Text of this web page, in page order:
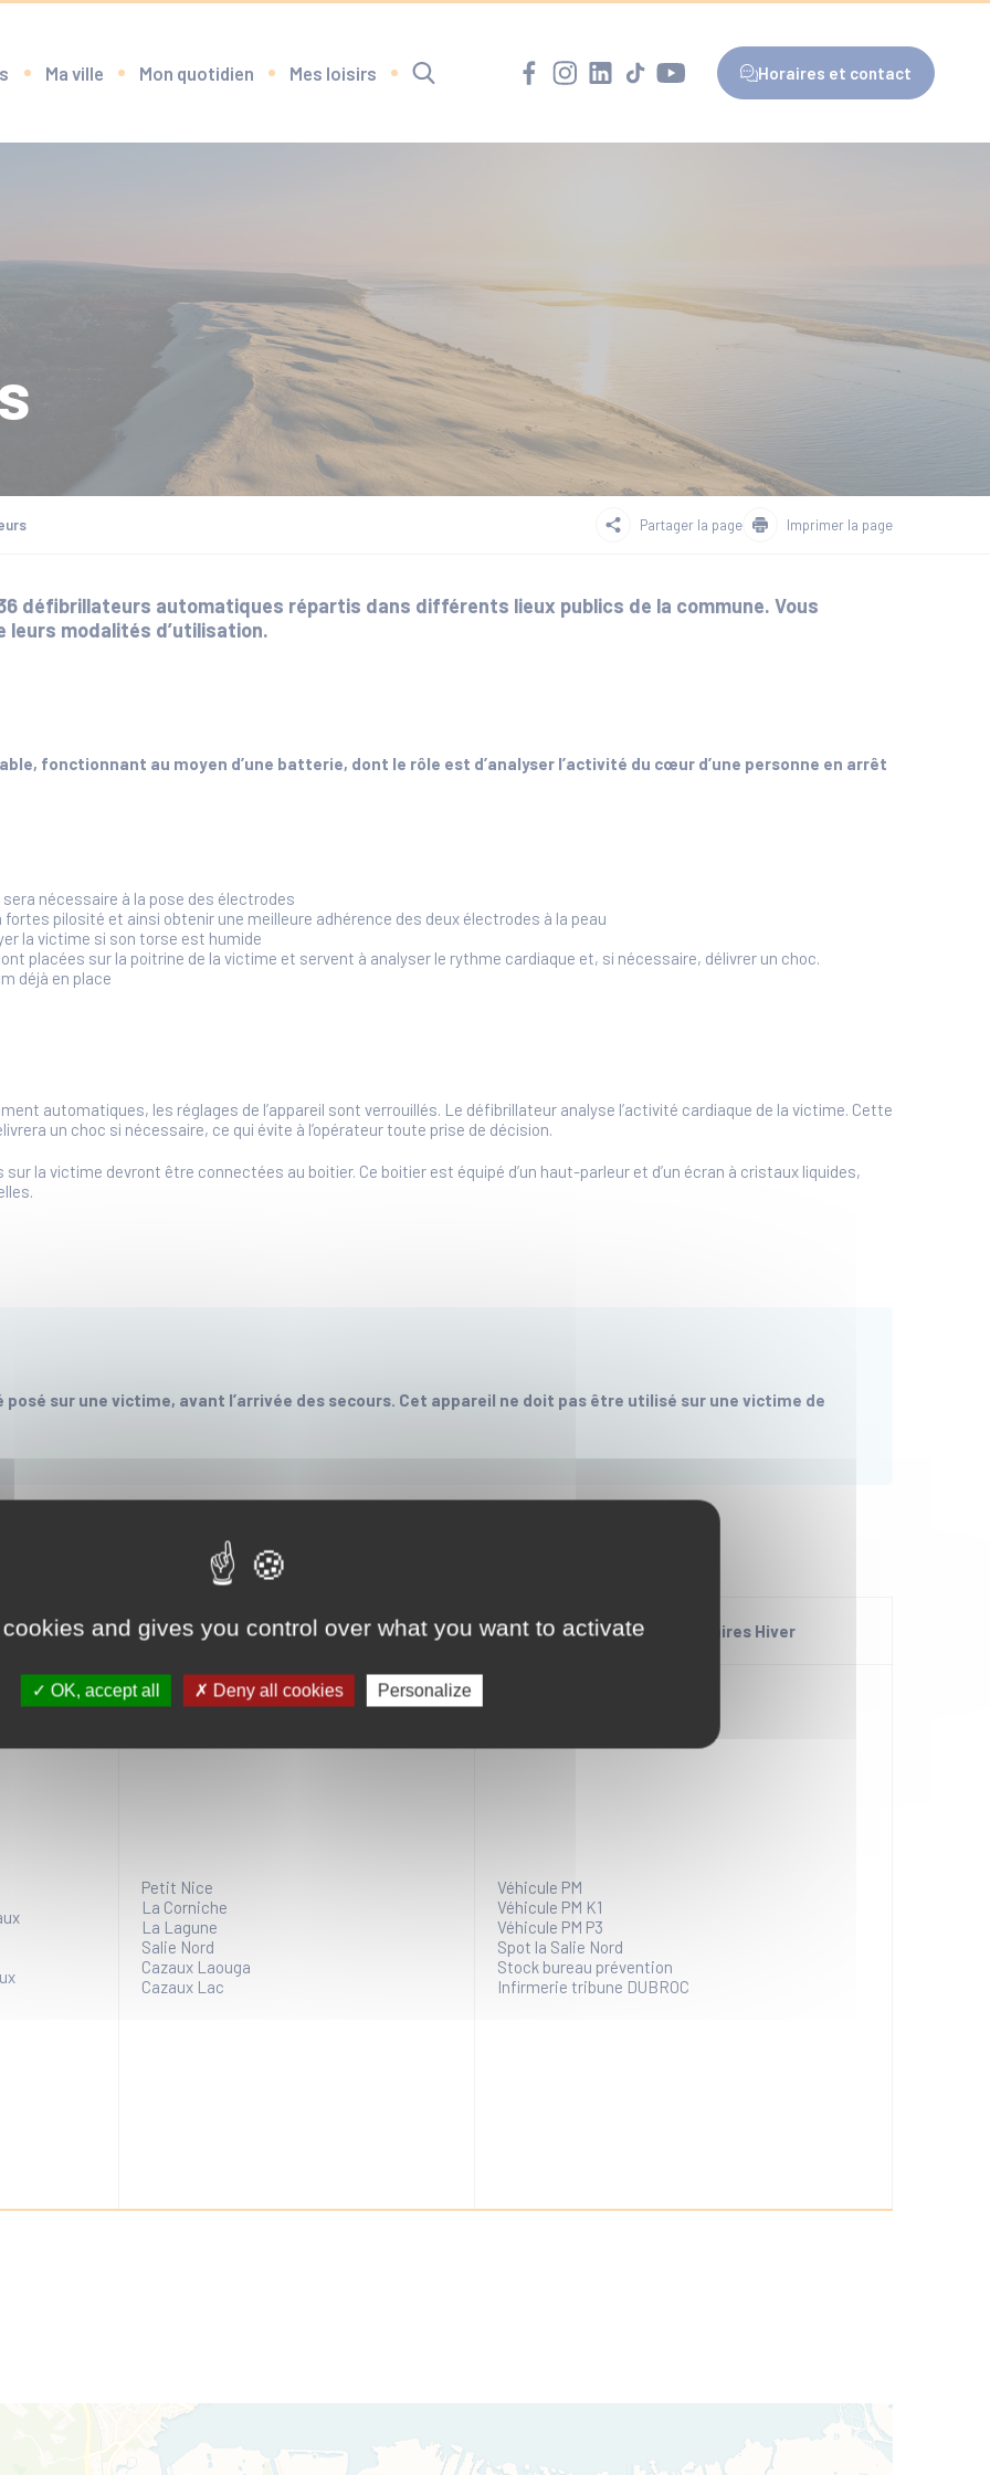
Ma ville Mon quotidien Mes loisirs Horaires et contact
RECHERCHE
Partager la page Imprimer la page
défibrillateurs automatiques répartis dans différents lieux publics de la commune. Vous
leurs modalités d’utilisation.
fonctionnant au moyen d’une batterie, dont le rôle est d’analyser l’activité du cœur d’une personne en arrêt
nécessaire à la pose des électrodes
pilosité et ainsi obtenir une meilleure adhérence des deux électrodes à la peau
la victime si son torse est humide
placées sur la poitrine de la victime et servent à analyser le rythme cardiaque et, si nécessaire, délivrer un choc.
déjà en place
automatiques, les réglages de l’appareil sont verrouillés. Le défibrillateur analyse l’activité cardiaque de la victime. Cette
un choc si nécessaire, ce qui évite à l’opérateur toute prise de décision.
la victime devront être connectées au boitier. Ce boitier est équipé d’un haut-parleur et d’un écran à cristaux liquides,
sur une victime, avant l’arrivée des secours. Cet appareil ne doit pas être utilisé sur une victime de
en
Défibrillateurs supplémentaires Été Défibrillateurs supplémentaires Hiver
Petit Nice
La Corniche
La Lagune
Salie Nord
Cazaux Laouga
Cazaux Lac
Véhicule PM
Véhicule PM K1
Véhicule PM P3
Spot la Salie Nord
Stock bureau prévention
Infirmerie tribune DUBROC
and gives you control over what you want to activate
OK, accept all Deny all cookies Personalize